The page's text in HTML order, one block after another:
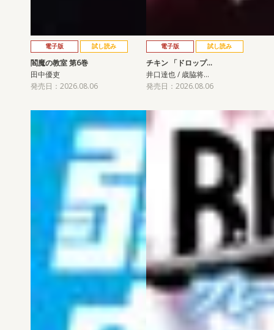
電子版 試し読み
閻魔の教室 第6巻
田中優吏
発売日：2026.08.06
電子版 試し読み
チキン 「ドロップ…
井口達也 / 歳脇将…
発売日：2026.08.06